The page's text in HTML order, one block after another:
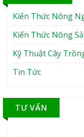
Kiến Thức Nông
Kiến Thức Nông
Kỹ Thuật Cây
Tin Tức
TƯ VẤN